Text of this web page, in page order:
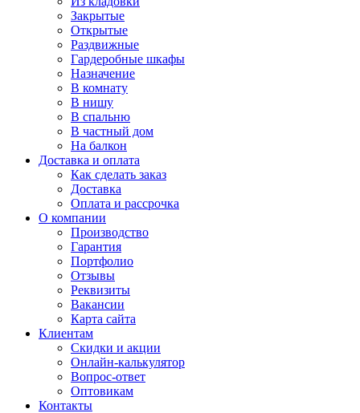
Закрытые
Открытые
Раздвижные
Гардеробные шкафы
Назначение
В комнату
В нишу
В спальню
В частный дом
На балкон
Доставка и оплата
Как сделать заказ
Доставка
Оплата и рассрочка
О компании
Производство
Гарантия
Портфолио
Отзывы
Реквизиты
Вакансии
Карта сайта
Клиентам
Скидки и акции
Онлайн-калькулятор
Вопрос-ответ
Оптовикам
Контакты